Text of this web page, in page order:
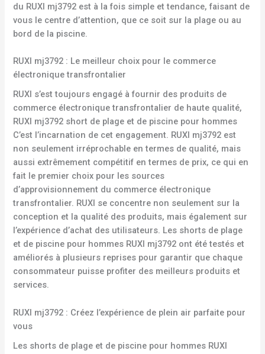
du RUXI mj3792 est à la fois simple et tendance, faisant de
vous le centre d’attention, que ce soit sur la plage ou au
bord de la piscine.
RUXI mj3792 : Le meilleur choix pour le commerce
électronique transfrontalier
RUXI s’est toujours engagé à fournir des produits de
commerce électronique transfrontalier de haute qualité,
RUXI mj3792 short de plage et de piscine pour hommes
C’est l’incarnation de cet engagement. RUXI mj3792 est
non seulement irréprochable en termes de qualité, mais
aussi extrêmement compétitif en termes de prix, ce qui en
fait le premier choix pour les sources
d’approvisionnement du commerce électronique
transfrontalier. RUXI se concentre non seulement sur la
conception et la qualité des produits, mais également sur
l’expérience d’achat des utilisateurs. Les shorts de plage
et de piscine pour hommes RUXI mj3792 ont été testés et
améliorés à plusieurs reprises pour garantir que chaque
consommateur puisse profiter des meilleurs produits et
services.
RUXI mj3792 : Créez l’expérience de plein air parfaite pour
vous
Les shorts de plage et de piscine pour hommes RUXI